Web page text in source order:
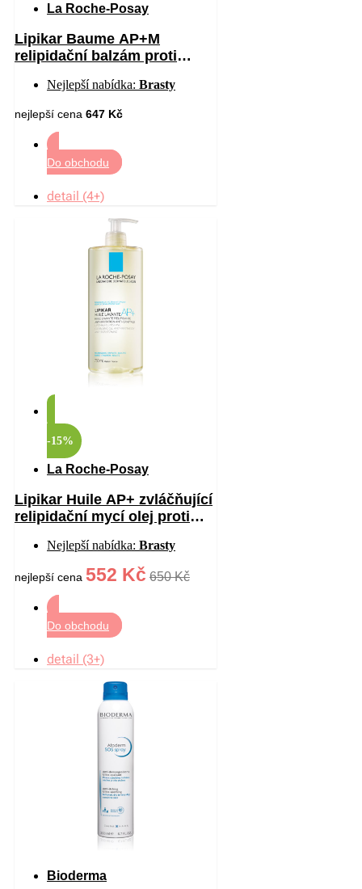
La Roche-Posay
Lipikar Baume AP+M
relipidační balzám proti
pokožky 400 ml
Nejlepší nabídka: Brasty
nejlepší cena 647 Kč
Do obchodu
detail (4+)
-15%
La Roche-Posay
Lipikar Huile AP+ zvláčňující
relipidační mycí olej proti
Nejlepší nabídka: Brasty
nejlepší cena 552 Kč 650 Kč
Do obchodu
detail (3+)
Bioderma